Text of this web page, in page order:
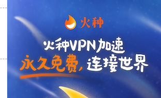
支持[0] 反对